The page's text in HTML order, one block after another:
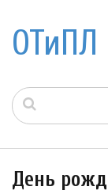
ОТиПЛ
День